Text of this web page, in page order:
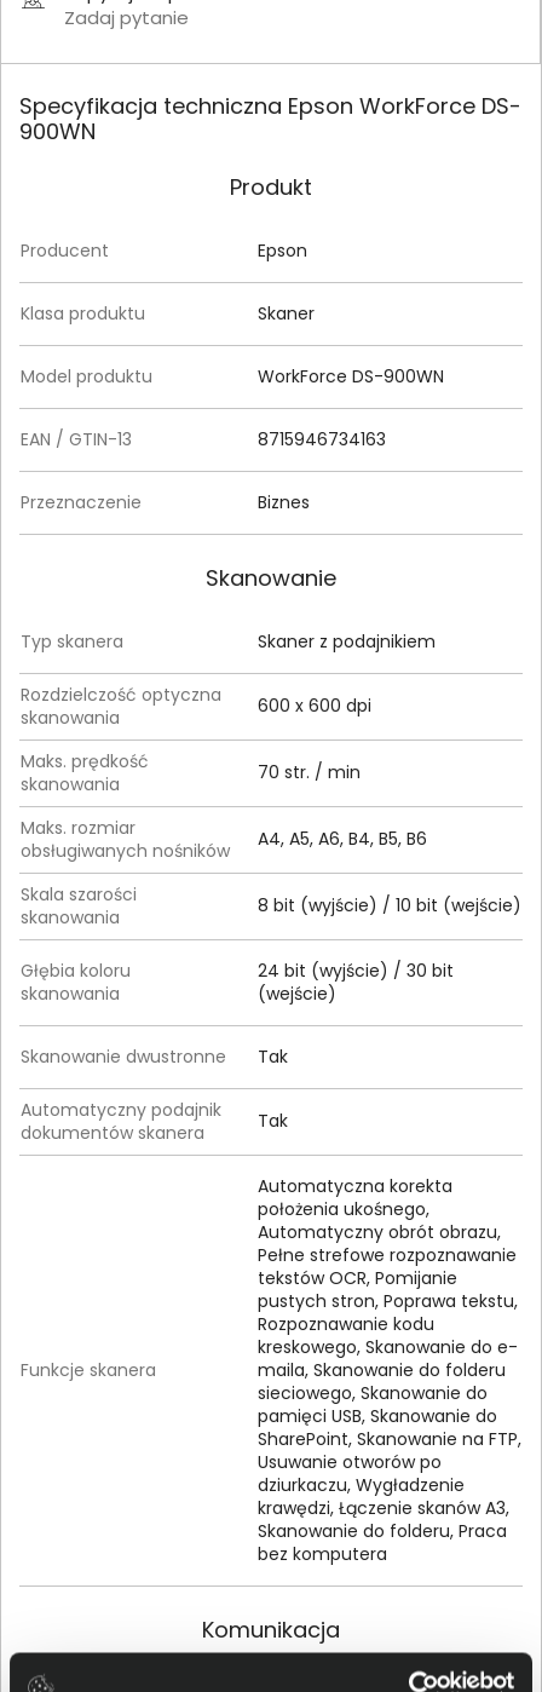
Zadaj pytanie
Specyfikacja techniczna Epson WorkForce DS-
900WN
Produkt
Producent Epson
Klasa produktu Skaner
Model produktu WorkForce DS-900WN
EAN / GTIN-13 8715946734163
Przeznaczenie Biznes
Skanowanie
Typ skanera Skaner z podajnikiem
Rozdzielczość optyczna
skanowania
600 x 600 dpi
Maks. prędkość
skanowania
70 str. / min
Maks. rozmiar
obsługiwanych nośników
A4, A5, A6, B4, B5, B6
Skala szarości
skanowania
8 bit (wyjście) / 10 bit (wejście)
Głębia koloru
skanowania
24 bit (wyjście) / 30 bit
(wejście)
Skanowanie dwustronne Tak
Automatyczny podajnik
dokumentów skanera
Tak
Funkcje skanera
Automatyczna korekta
położenia ukośnego,
Automatyczny obrót obrazu,
Pełne strefowe rozpoznawanie
tekstów OCR, Pomijanie
pustych stron, Poprawa tekstu,
Rozpoznawanie kodu
kreskowego, Skanowanie do e-
maila, Skanowanie do folderu
sieciowego, Skanowanie do
pamięci USB, Skanowanie do
SharePoint, Skanowanie na FTP,
Usuwanie otworów po
dziurkaczu, Wygładzenie
krawędzi, Łączenie skanów A3,
Skanowanie do folderu, Praca
bez komputera
Komunikacja